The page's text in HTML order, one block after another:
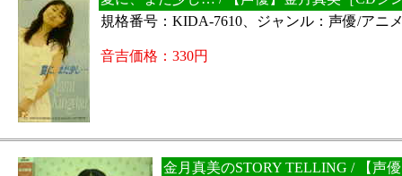
規格番号：KIDA-7610、ジャンル：声優/アニ
音吉価格：330円
金月真美のSTORY TELLING / 【声